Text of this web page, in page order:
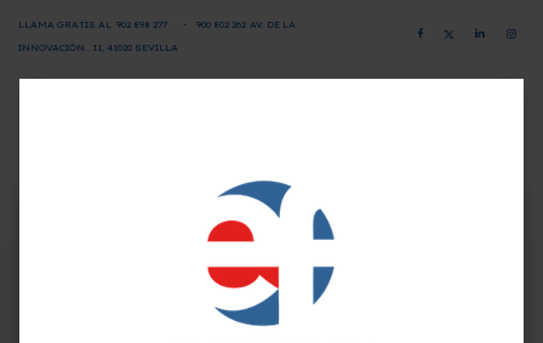
LLAMA GRATIS AL 902 898 277 - 900 802 262 AV. DE LA
INNOVACIÓN.. 11, 41020 SEVILLA
Programa-Contenido
¿Quieres formarte GRATIS y
mejorar tu perfil profesional?
Empieza hoy mismo. Te ayudamos a elegir el